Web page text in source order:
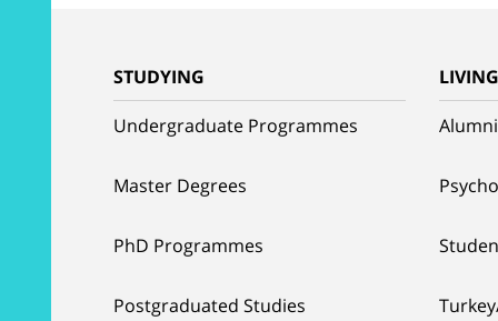
STUDYING
Undergraduate Programmes
Master Degrees
PhD Programmes
Postgraduated Studies
LIVING
Alumni